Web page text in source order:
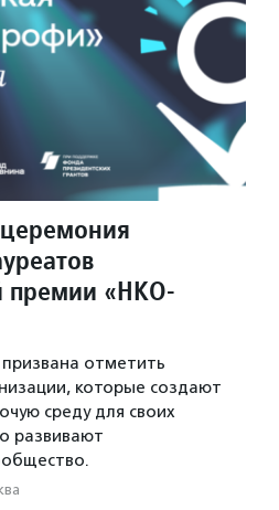
премии «НКО-
отметить
которые создают
среду для своих
развивают